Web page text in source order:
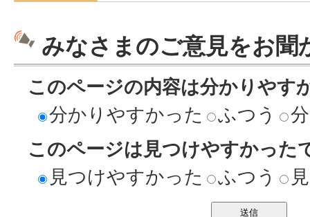
みなさまのご意見をお聞
このページの内容は分かりやす
分かりやすかった
ふつう
このページは見つけやすかった
見つけやすかった
ふつう